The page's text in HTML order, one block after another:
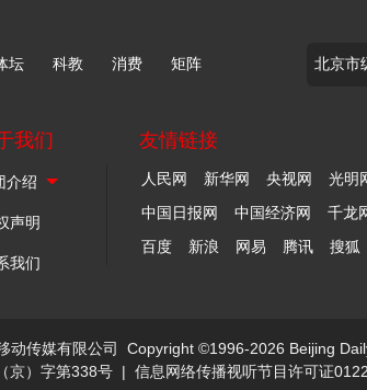
坛 科教 消费 矩阵
我们
声明
我们
友情链接
人民网 新华网 央视网 光明
中国日报网
中国经济网 千龙
百度
新浪 网易 腾讯 搜狐
动传媒有限公司
Copyright ©1996-2026 Beijing
京）字第338号 | 信息网络传播视听节目许可证